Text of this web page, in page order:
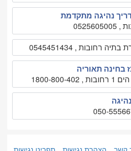
נהיגה מתקדמת
רחובות , 0545451434
תאוריה
402